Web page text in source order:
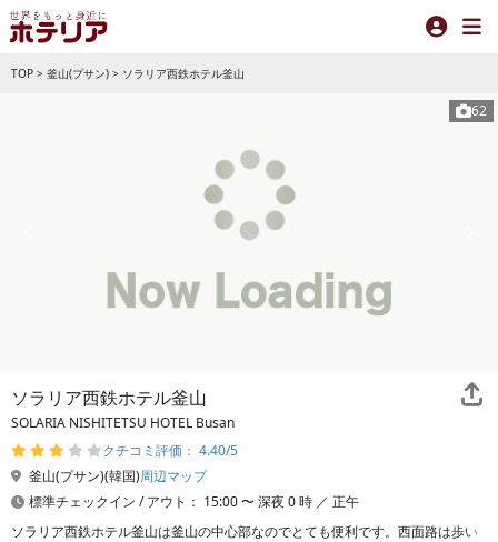
TOP > 釜山(プサン) > ソラリア西鉄ホテル釜山
62
ソラリア西鉄ホテル釜山
SOLARIA NISHITETSU HOTEL Busan
クチコミ評価： 4.40/5
釜山(プサン)(韓国)周辺マップ
標準チェックイン / アウト： 15:00 〜 深夜 0 時 ／ 正午
ソラリア西鉄ホテル釜山は釜山の中心部なのでとても便利です。西面路は歩い